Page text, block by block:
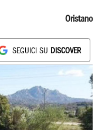
Oristano
SEGUICI SU DISCOVER